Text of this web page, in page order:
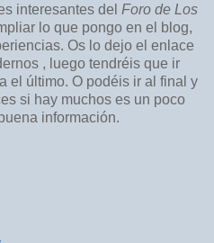
interesantes del Foro de Los
lo que pongo en el blog,
Os lo dejo el enlace
, luego tendréis que ir
el último. O podéis ir al final y
si hay muchos es un poco
información.